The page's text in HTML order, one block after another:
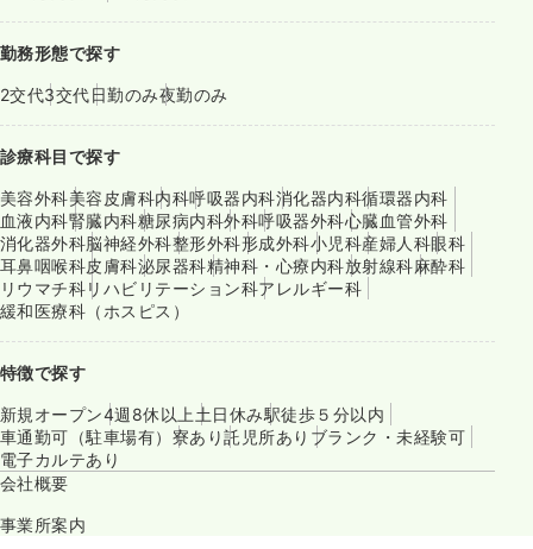
勤務形態で探す
2交代3交代日勤のみ夜勤のみ
診療科目で探す
美容外科美容皮膚科内科呼吸器内科消化器内科循環器内科
血液内科腎臓内科糖尿病内科外科呼吸器外科心臓血管外科
消化器外科脳神経外科整形外科形成外科小児科産婦人科眼科
耳鼻咽喉科皮膚科泌尿器科精神科・心療内科放射線科麻酔科
リウマチ科リハビリテーション科アレルギー科
緩和医療科（ホスピス）
特徴で探す
新規オープン4週8休以上 土日休み駅徒歩５分以内
車通勤可（駐車場有） 寮あり託児所あり ブランク・未経験可
電子カルテあり
会社概要
事業所案内